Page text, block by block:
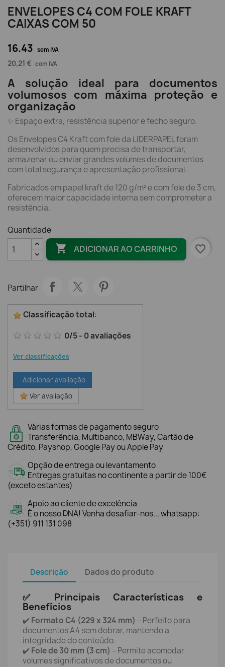
ENVELOPES C4 COM FOLE KRAFT
CAIXAS COM 50
16.43 sem IVA
20,21 € com IVA
A solução ideal para documentos
volumosos com máxima proteção e
organização
✨ Espaço extra, resistência superior e fecho seguro.
Os Envelopes C4 Kraft com fole da LIDERPAPEL foram
desenvolvidos para quem precisa de transportar,
armazenar ou enviar grandes volumes de documentos
com total segurança e apresentação profissional.
Fabricados em papel kraft de 120 g/m² e com fole de 3 cm,
oferecem maior capacidade interna sem comprometer a
resistência.
Quantidade
 ADICIONAR AO CARRINHO favorite_border
Partilhar
Classificação total:
0/5- 0avaliações
Ver classificações
Adicionar avaliação
Ver avaliação
Várias formas de pagamento seguro
Transferência, Multibanco, MBWay, Cartão de
Crédito, Payshop, Google Pay ou Apple Pay
Opção de entrega ou levantamento
Entregas gratuitas no continente a partir de 100€
(exceto estantes)
Apoio ao cliente de excelência
É o nosso DNA! Venha desafiar-nos... whatsapp:
(+351) 911 131 098
Descrição Dados do produto
✅ Principais Características e
Benefícios
✔️ Formato C4 (229 x 324 mm) – Perfeito para
documentos A4 sem dobrar, mantendo a
integridade do conteúdo.
✔️ Fole de 30 mm (3 cm) – Permite acomodar
volumes significativos de documentos ou